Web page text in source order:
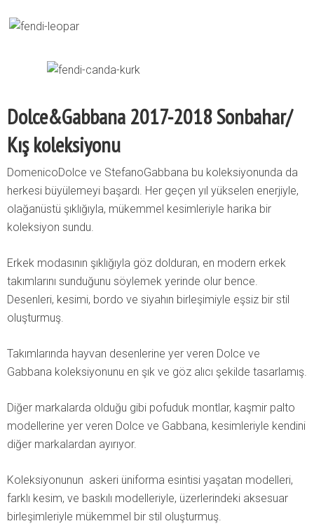
Dolce&Gabbana 2017-2018 Sonbahar/
Kış koleksiyonu
DomenicoDolce ve StefanoGabbana bu koleksiyonunda da
herkesi büyülemeyi başardı. Her geçen yıl yükselen enerjiyle,
olağanüstü şıklığıyla, mükemmel kesimleriyle harika bir
koleksiyon sundu.
Erkek modasının şıklığıyla göz dolduran, en modern erkek
takımlarını sunduğunu söylemek yerinde olur bence.
Desenleri, kesimi, bordo ve siyahın birleşimiyle eşsiz bir stil
oluşturmuş.
Takımlarında hayvan desenlerine yer veren Dolce ve
Gabbana koleksiyonunu en şık ve göz alıcı şekilde tasarlamış.
Diğer markalarda olduğu gibi pofuduk montlar, kaşmir palto
modellerine yer veren Dolce ve Gabbana, kesimleriyle kendini
diğer markalardan ayırıyor.
Koleksiyonunun askeri üniforma esintisi yaşatan modelleri,
farklı kesim, ve baskılı modelleriyle, üzerlerindeki aksesuar
birleşimleriyle mükemmel bir stil oluşturmuş.